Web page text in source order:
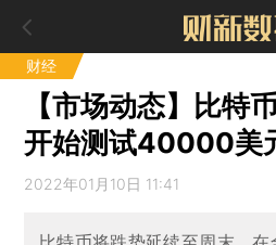
财经
【市场动态】比特
开始测试40000美
2022年01月10日 11:41